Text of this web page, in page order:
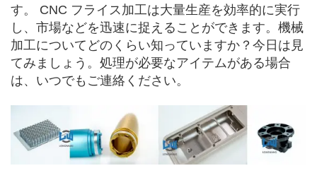
す。 CNC フライス加工は大量生産を効率的に実行
し、市場などを迅速に捉えることができます。機械
加工についてどのくらい知っていますか？今日は見
てみましょう。処理が必要なアイテムがある場合
は、いつでもご連絡ください。